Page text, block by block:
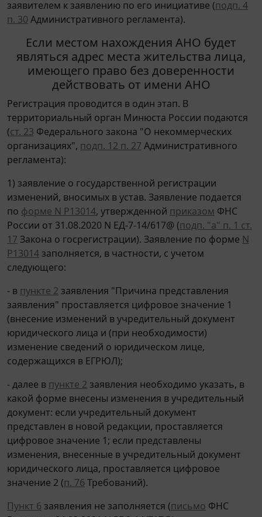
заявителем к заявлению по его инициативе (подп. 4
п. 30 Административного регламента).
Если местом нахождения АНО будет
являться адрес места жительства лица,
имеющего право без доверенности
действовать от имени АНО
Регистрация проводится в один этап. В
территориальный орган Минюста России подаются
(ст. 23 Федерального закона "О некоммерческих
организациях", подп. 12 п. 27 Административного
регламента):
1) заявление о государственной регистрации
изменений, вносимых в устав. Заявление подается
по форме N Р13014, утвержденной приказом ФНС
России от 31.08.2020 N ЕД-7-14/617@ (подп. "а" п. 1 ст.
17 Закона о госрегистрации). Заявление по форме N
Р13014 заполняется, в частности, с учетом
следующего:
- в пункте 2 заявления "Причина представления
заявления" проставляется цифровое значение 1
(внесение изменений в учредительный документ
юридического лица и (при необходимости)
изменение сведений о юридическом лице,
содержащихся в ЕГРЮЛ);
- далее в пункте 2 заявления необходимо указать, в
какой форме внесены изменения в учредительный
документ: если учредительный документ
представлен в новой редакции, проставляется
цифровое значение 1; если представлены
изменения, внесенные в учредительный документ
юридического лица, проставляется цифровое
значение 2 (п. 76 Требований).
Пункт 6 заявления не заполняется (письмо ФНС